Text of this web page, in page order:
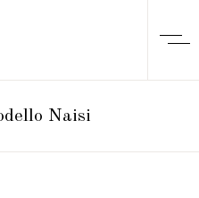
Naisi